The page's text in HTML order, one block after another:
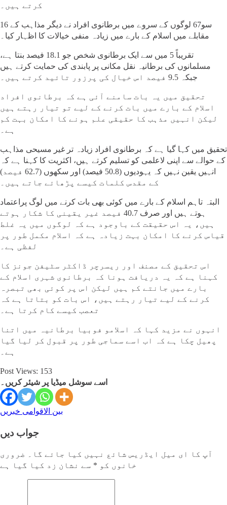
کرتے ہیں۔
16 سو67 لوگوں کے سروے میں برطانوی افراد نے دیگر مذاہب کے
مقابلے میں اسلام کے بارے میں زیادہ منفی خیالات کا اظہار کیا۔
تقریباً 5 میں سے ایک برطانوی شخص جو 18.1 فیصد بنتا ہے،
مسلمانوں کی برطانیہ نقل مکانی پر پابندی کی حمایت کرتے ہیں
جبکہ 9.5 فیصد اس خیال کی پرزور تائید کرتے ہیں۔
تحقیق میں یہ بات سامنے آئی ہے کہ برطانوی افراد
اسلام کے بارے میں بات کرنے کے لیے تو تیار رہتے ہیں
لیکن انہیں مذہب کا حقیقی علم ہونے کا امکان بہت کم
ہے۔
تحقیق میں کہا گیا ہے کہ برطانوی افراد زیادہ تر غیر مسیحی مذاہب
کے حوالے سے اپنی لاعلمی کو تسلیم کرتے ہیں، اکثریت کا کہنا ہے کہ
انہیں یقین نہیں کہ یہودیوں (50.8 فیصد) اور سکھوں (62.7 فیصد)
کے مقدس کلمات کیسے پڑھائے جاتے ہیں۔
البتہ تاہم اسلام کے بارے میں کوئی بھی بات کرنے میں لوگ پراعتماد
ہوتے ہیں اور صرف 40.7 فیصد غیر یقینی کا شکار ہوتے
ہیں، یہ اس حقیقت کے باوجود ہے کہ لوگوں میں یہ غلط
قیاس کرنے کا امکان بہت زیادہ ہے کہ اسلام مکمل طور پر
لفظی ہے۔
اس تحقیق کے مصنف اور ریسرچر ڈاکٹر سٹیفن جونز کا
کہنا ہے کہ یہ دریافت ہونا کہ برطانوی شہری اسلام کے
بارے میں جانتے کم ہیں لیکن اس پر کوئی بھی تبصرہ
کرنے کے لیے تیار رہتے ہیں، اس بات کو بتاتا ہے کہ
تعصب کیسے کام کرتا ہے۔
انہوں نے مزید کہا کہ اسلامو فوبیا برطانیہ میں اتنا
پھیل چکا ہے کہ اب اسے سماجی طور پر قبول کر لیا گیا
ہے۔
Post Views: 153
اسے سوشل میڈیا پر شیئر کریں۔
بین الاقوامی خبریں
جواب دیں
آپ کا ای میل ایڈریس شائع نہیں کیا جائے گا۔
ضروری
خانوں کو * سے نشان زد کیا گیا ہے